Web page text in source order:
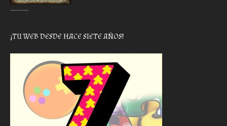
………..
¡TU WEB DESDE HACE SIETE AÑOS!